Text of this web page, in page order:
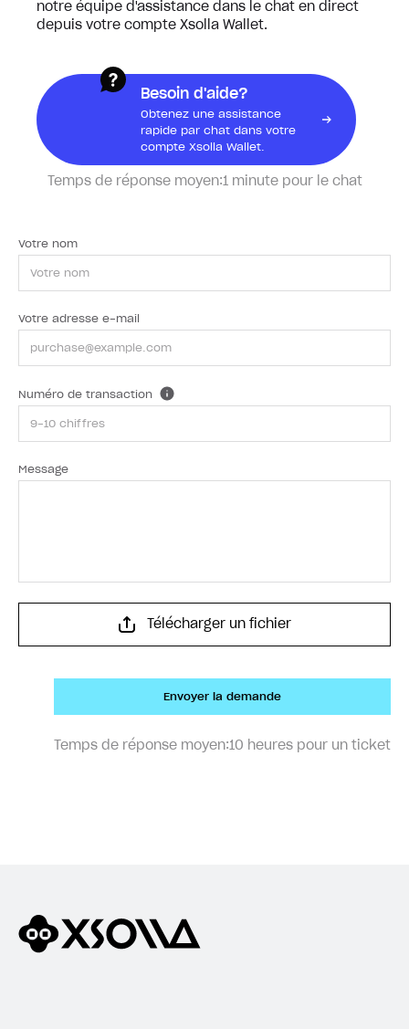
notre équipe d'assistance dans le chat en direct
depuis votre compte Xsolla Wallet.
Besoin d'aide?
Obtenez une assistance
rapide par chat dans votre
compte Xsolla Wallet.
Temps de réponse moyen:1 minute pour le chat
Votre nom
Votre adresse e-mail
Numéro de transaction
Message
Télécharger un fichier
Envoyer la demande
Temps de réponse moyen:10 heures pour un ticket